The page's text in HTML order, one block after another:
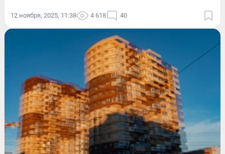
12 ноября, 2025, 11:38 4 618 40